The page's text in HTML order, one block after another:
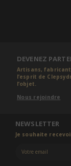
DEVENEZ
Artisans,
l’esprit de
l’objet.
Nous rejoindre
NEWSLETTER
Je souhaite